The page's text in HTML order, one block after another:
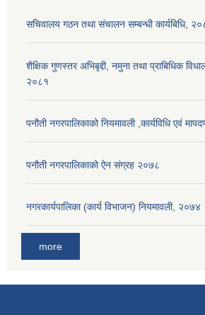
सचिवालय गठन तथा संचालन सम्बन्धी कार्यबिधि,
शैक्षिक गुणस्तर अभिबृद्दी, नमुना तथा प्राबिधिक
२०८१
पनौती नगरपालिकाको नियमावली ,कार्यविधि एवं
पनौती नगरपालिकाको ऐन संग्रह २०७८
नगरकार्यपालिका (कार्य विभाजन) नियमावली, २०७४
more